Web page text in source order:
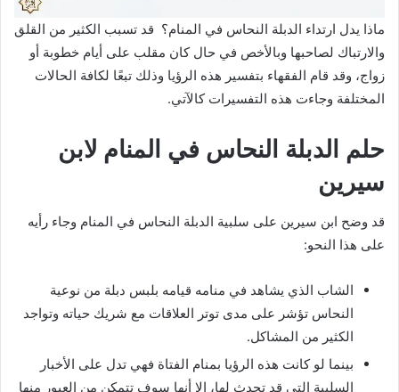
ماذا يدل ارتداء الدبلة النحاس في المنام؟ قد تسبب الكثير من القلق
والارتباك لصاحبها وبالأخص في حال كان مقلب على أيام خطوبة أو
زواج، وقد قام الفقهاء بتفسير هذه الرؤيا وذلك تبعًا لكافة الحالات
المختلفة وجاءت هذه التفسيرات كالآتي.
حلم الدبلة النحاس في المنام لابن
سيرين
قد وضح ابن سيرين على سلبية الدبلة النحاس في المنام وجاء رأيه
على هذا النحو:
الشاب الذي يشاهد في منامه قيامه بلبس دبلة من نوعية
النحاس تؤشر على مدى توتر العلاقات مع شريك حياته وتواجد
الكثير من المشاكل.
بينما لو كانت هذه الرؤيا بمنام الفتاة فهي تدل على الأخبار
السلبية التي قد تحدث لها، إلا أنها سوف تتمكن من العبور منها